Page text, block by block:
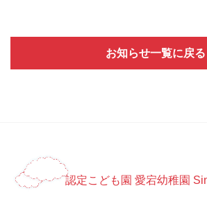
お知らせ一覧に戻る
認定こども園 愛宕幼稚園